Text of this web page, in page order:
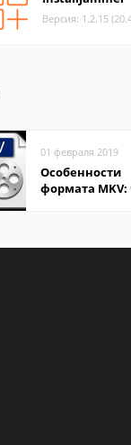
Версия: 1.2.15
01 февраля 2019
Особенности
формата